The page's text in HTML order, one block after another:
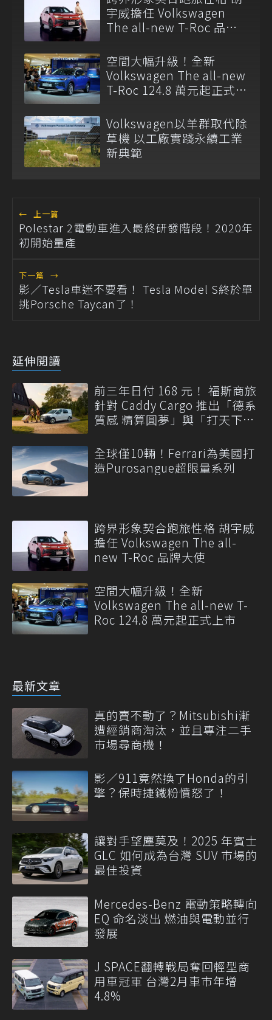
宇威擔任 Volkswagen
The all-new T-Roc 品牌
空間大幅升級！全新
Volkswagen The all-new
T-Roc 124.8 萬元起正式上
Volkswagen以羊群取代除
草機 以工廠實踐永續工業
新典範
← 上一篇
Polestar 2電動車進入最終研發階段！2020年
初開始量產
下一篇 →
影／Tesla車迷不要看！ Tesla Model S終於單
挑Porsche Taycan了！
延伸閱讀
前三年日付 168 元！ 福斯商旅
針對 Caddy Cargo 推出「德系
質感 精算圓夢」與「打天下」
全球僅10輛！Ferrari為美國打
造Purosangue超限量系列
跨界形象契合跑旅性格 胡宇威
擔任 Volkswagen The all-
new T-Roc 品牌大使
空間大幅升級！全新
Volkswagen The all-new T-
Roc 124.8 萬元起正式上市
最新文章
真的賣不動了？Mitsubishi漸
遭經銷商淘汰，並且專注二手
市場尋商機！
影／911竟然換了Honda的引
擎？保時捷鐵粉憤怒了！
讓對手望塵莫及！2025 年賓士
GLC 如何成為台灣 SUV 市場的
最佳投資
Mercedes-Benz 電動策略轉向
EQ 命名淡出 燃油與電動並行
發展
J SPACE翻轉戰局奪回輕型商
用車冠軍 台灣2月車市年增
4.8%